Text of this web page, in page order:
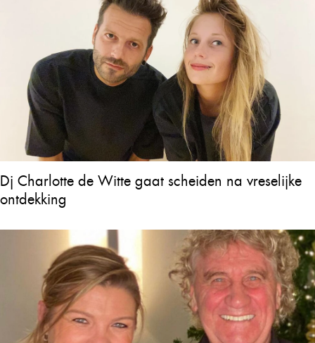
Dj Charlotte de Witte gaat scheiden na vreselijke
ontdekking